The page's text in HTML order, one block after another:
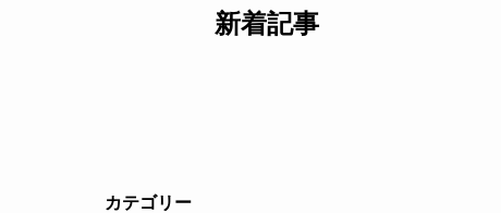
新着記事
カテゴリー